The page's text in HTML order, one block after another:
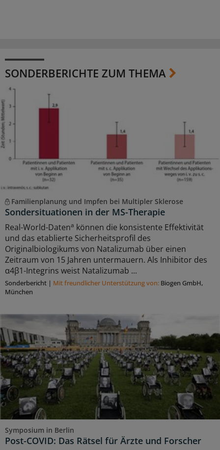
SONDERBERICHTE ZUM THEMA
Familienplanung und Impfen bei Multipler Sklerose
Sondersituationen in der MS-Therapie
Real-World-Datena können die konsistente Effektivität
und das etablierte Sicherheitsprofil des
Originalbiologikums von Natalizumab über einen
Zeitraum von 15 Jahren untermauern. Als Inhibitor des
α4β1-Integrins weist Natalizumab ...
Sonderbericht | Mit freundlicher Unterstützung von: Biogen GmbH,
München
Symposium in Berlin
Post-COVID: Das Rätsel für Ärzte und Forscher